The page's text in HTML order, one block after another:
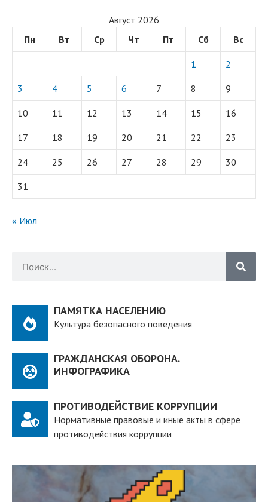
Август 2026
Пн
Вт Ср Чт Пт Сб Вс
1 2
3 4 5 6 7 8 9
10 11 12 13 14 15 16
17 18 19 20 21 22 23
24 25 26 27 28 29 30
31
« Июл
ПАМЯТКА НАСЕЛЕНИЮ
Культура безопасного поведения
ГРАЖДАНСКАЯ ОБОРОНА.
ИНФОГРАФИКА
ПРОТИВОДЕЙСТВИЕ КОРРУПЦИИ
Нормативные правовые и иные акты в сфере
противодействия коррупции